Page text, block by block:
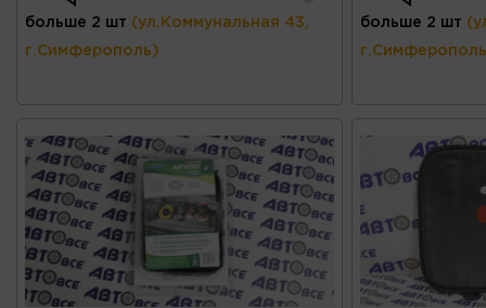
больше 2 шт (ул.Коммунальная 43,
г.Симферополь)
больше 2 шт